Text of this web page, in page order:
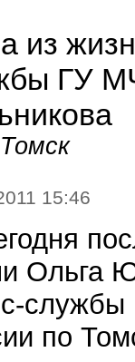
из
ГУ
15:46
Ольга
службы
по